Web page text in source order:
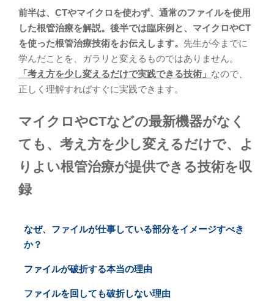
前半は、CTやマイクロを使わず、通常のファイルを使用
した根管治療を解説。後半では臨床例と、マイクロやCT
を使った根管治療技術をお伝えします。 先生が今までに
学んだことを、ガラリと変えるものではありません。
「考え方を少し変えるだけで実践できる技術」 なので、
正しく理解すればすぐに実践できます。
マイクロやCTなどの最新機器がなく
ても、考え方を少し変えるだけで、よ
りよい根管治療が提供できる技術を収
録
なぜ、ファイルが仕事している部分をイメージすべき
か？
ファイルが破折する本当の理由
ファイルを回しても破折しない理由